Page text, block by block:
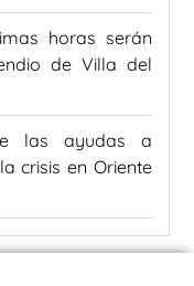
horas serán
de Villa del
las ayudas a
crisis en Oriente